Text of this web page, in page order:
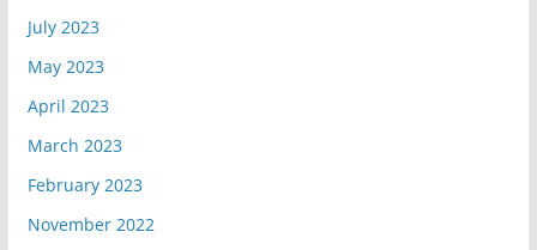
July 2023
May 2023
April 2023
March 2023
February 2023
November 2022